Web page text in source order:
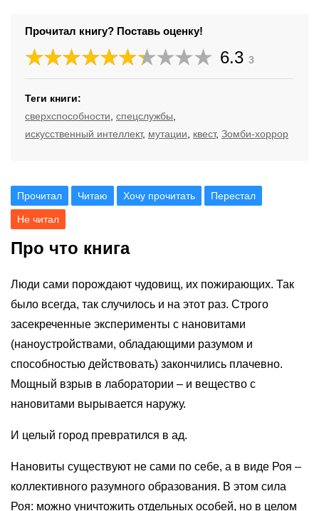
Прочитал книгу? Поставь оценку!
6.3 3
Теги книги:
сверхспособности спецслужбы
искусственный интеллект, мутации квест, Зомби-хоррор
Прочитал Читаю Хочу прочитать Перестал
Не читал
Про что книга
Люди сами порождают чудовищ, их пожирающих. Так
было всегда, так случилось и на этот раз. Строго
засекреченные эксперименты с нановитами
(наноустройствами, обладающими разумом и
способностью действовать) закончились плачевно.
Мощный взрыв в лаборатории – и вещество с
нановитами вырывается наружу.
И целый город превратился в ад.
Нановиты существуют не сами по себе, а в виде Роя –
коллективного разумного образования. В этом сила
Роя: можно уничтожить отдельных особей, но в целом